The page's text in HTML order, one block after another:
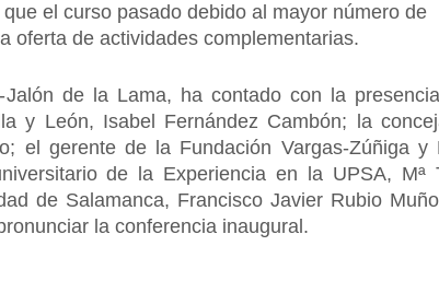
el curso pasado debido al mayor número de
oferta de actividades complementarias.
de la Lama, ha contado con la
y León, Isabel Fernández Cambón; la
el gerente de la Fundación Vargas-Zúñiga y
de la Experiencia en la UPSA, Mª
de Salamanca, Francisco Javier Rubio
la conferencia inaugural.